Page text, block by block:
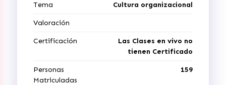
Tema Cultura organizacional
Valoración
Certificación
Las Clases en vivo no
tienen Certificado
Personas
Matriculadas
159